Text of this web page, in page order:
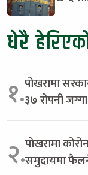
धेरै
१.पोखरामा
३७ रोपनी
२.पोखरामा
समुदायमा